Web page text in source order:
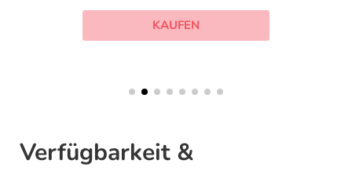
KAUFEN
Verfügbarkeit &